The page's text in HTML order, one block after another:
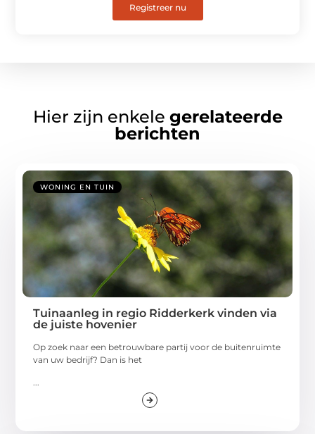
Registreer nu
Hier zijn enkele gerelateerde
berichten
WONING EN TUIN
Tuinaanleg in regio Ridderkerk vinden via
de juiste hovenier
Op zoek naar een betrouwbare partij voor de buitenruimte
van uw bedrijf? Dan is het
...